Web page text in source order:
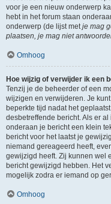
voor je een nieuw onderwerp
hebt in het forum staan
onderwerp (de lijst metje mag
plaatsen, je mag niet
Omhoog
Hoe wijzig of verwijder ik een
Tenzij je de beheerder of een
wijzigen en verwijderen. Je
beperkte tijd nadat het
desbetreffende bericht. Als er
onderaan je bericht een klein
bericht voor het laatst je
niemand gereageerd heeft,
gewijzigd heeft. Zij kunnen wel
bericht gewijzigd hebben. Het
mogelijk zodra er iemand op
Omhoog